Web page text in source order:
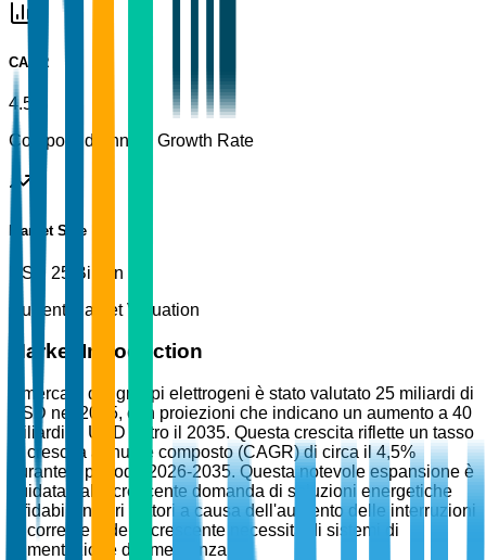
CAGR
4.5%
Compound Annual Growth Rate
Market Size
USD 25 Billion
Current Market Valuation
Market Introduction
Il mercato dei gruppi elettrogeni è stato valutato 25 miliardi di
USD nel 2025, con proiezioni che indicano un aumento a 40
miliardi di USD entro il 2035. Questa crescita riflette un tasso
di crescita annuale composto (CAGR) di circa il 4,5%
durante il periodo 2026-2035. Questa notevole espansione è
guidata dalla crescente domanda di soluzioni energetiche
affidabili in vari settori a causa dell'aumento delle interruzioni
di corrente e della crescente necessità di sistemi di
alimentazione di emergenza.